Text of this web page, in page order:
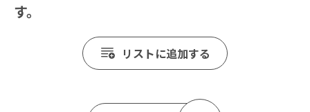
す。
リストに追加する